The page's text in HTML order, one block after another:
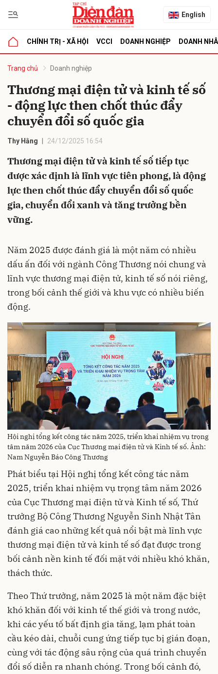
English
CHÍNH TRỊ - XÃ HỘI VCCI DOANH NGHIỆP DOANH
Trang chủ Doanh nghiệp
Thương mại điện tử và kinh tế số
- động lực then chốt thúc đẩy
chuyển đổi số quốc gia
Thy Hằng 24/12/2025 16:54
Thương mại điện tử và kinh tế số tiếp tục
được xác định là lĩnh vực tiên phong, là động
lực then chốt thúc đẩy chuyển đổi số quốc
gia, chuyển đổi xanh và tăng trưởng bền
vững.
Năm 2025 được đánh giá là một năm có nhiều
dấu ấn đối với ngành Công Thương nói chung và
lĩnh vực thương mại điện tử, kinh tế số nói riêng,
trong bối cảnh thế giới và khu vực có nhiều biến
động.
Hội nghị tổng kết công tác năm 2025, triển khai nhiệm vụ trọng
tâm năm 2026 của Cục Thương mại điện tử và Kinh tế số. Ảnh:
Nam Nguyễn Báo Công Thương
Phát biểu tại Hội nghị tổng kết công tác năm
2025, triển khai nhiệm vụ trọng tâm năm 2026
của Cục Thương mại điện tử và Kinh tế số, Thứ
trưởng Bộ Công Thương Nguyễn Sinh Nhật Tân
đánh giá cao những kết quả nổi bật mà lĩnh vực
thương mại điện tử và kinh tế số đạt được trong
bối cảnh nền kinh tế đối mặt với nhiều khó khăn,
thách thức.
Theo Thứ trưởng, năm 2025 là một năm đặc biệt
khó khăn đối với kinh tế thế giới và trong nước,
khi các yếu tố bất định gia tăng, lạm phát toàn
cầu kéo dài, chuỗi cung ứng tiếp tục bị gián đoạn,
cùng với tác động sâu rộng của quá trình chuyển
đổi số diễn ra nhanh chóng. Trong bối cảnh đó,
luận
Hủy